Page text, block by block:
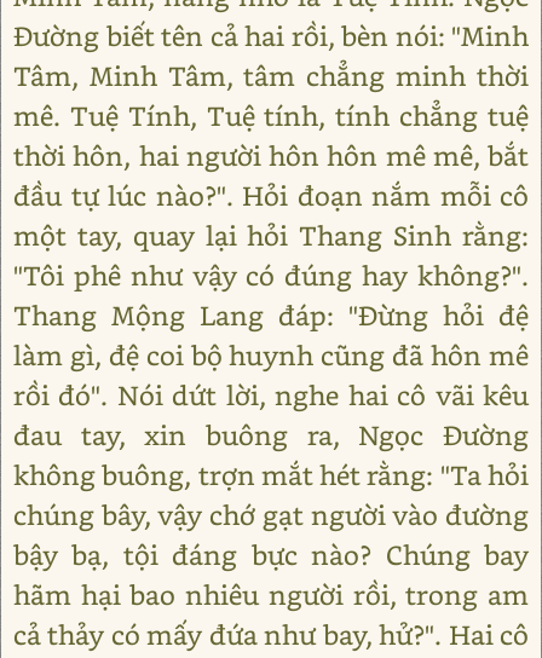
Đường biết tên cả hai rồi, bèn nói: "Minh
Tâm, Minh Tâm, tâm chẳng minh thời
mê. Tuệ Tính, Tuệ tính, tính chẳng tuệ
thời hôn, hai người hôn hôn mê mê, bắt
đầu tự lúc nào?". Hỏi đoạn nắm mỗi cô
một tay, quay lại hỏi Thang Sinh rằng:
"Tôi phê như vậy có đúng hay không?".
Thang Mộng Lang đáp: "Đừng hỏi đệ
làm gì, đệ coi bộ huynh cũng đã hôn mê
rồi đó". Nói dứt lời, nghe hai cô vãi kêu
đau tay, xin buông ra, Ngọc Đường
không buông, trợn mắt hét rằng: "Ta hỏi
chúng bây, vậy chớ gạt người vào đường
bậy bạ, tội đáng bực nào? Chúng bay
hãm hại bao nhiêu người rồi, trong am
cả thảy có mấy đứa như bay, hử?". Hai cô